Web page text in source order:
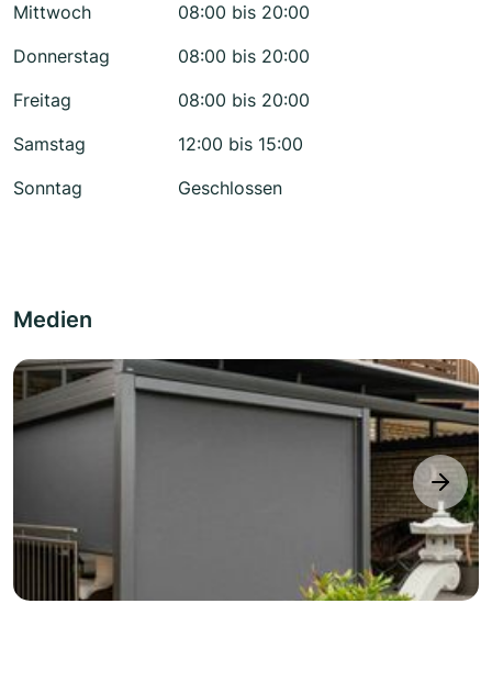
Mittwoch
08:00 bis 20:00
Donnerstag
08:00 bis 20:00
Freitag
08:00 bis 20:00
Samstag
12:00 bis 15:00
Sonntag
Geschlossen
Medien
next